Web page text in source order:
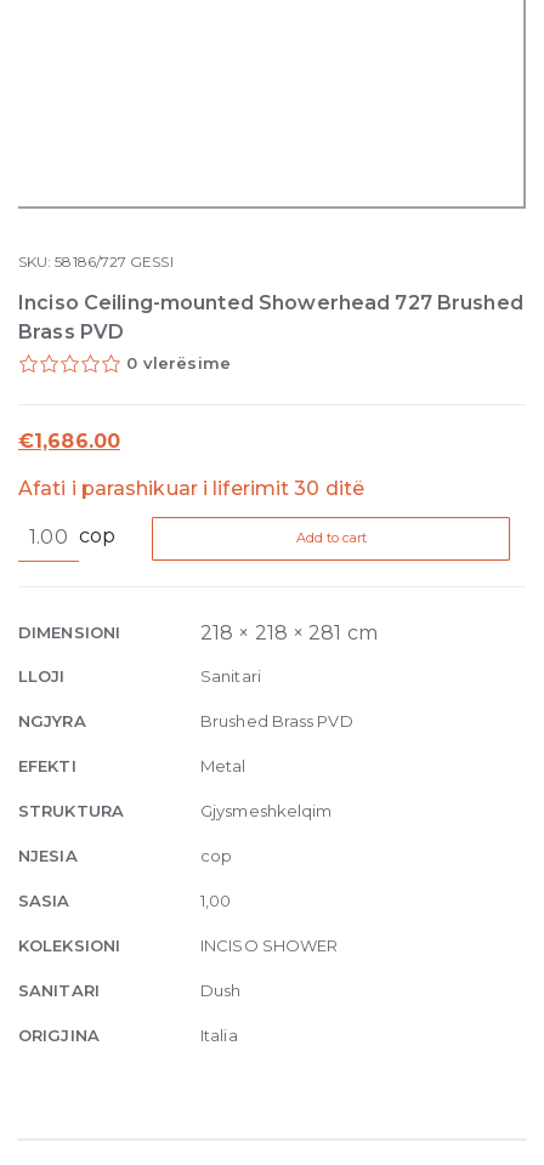
SKU:58186/727 GESSI
Inciso Ceiling-mounted Showerhead 727 Brushed
Brass PVD
0 vlerësime
€1,686.00
Afati i parashikuar i liferimit 30 ditë
Ceiling-
727
Brass
PVD
cop Add to cart
DIMENSIONI 218 × 218 × 281 cm
LLOJI Sanitari
NGJYRA Brushed Brass PVD
EFEKTI Metal
STRUKTURA Gjysmeshkelqim
NJESIA cop
SASIA 1,00
KOLEKSIONI INCISO SHOWER
SANITARI Dush
ORIGJINA Italia